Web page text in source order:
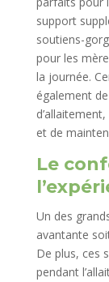
support
soutiens-
pour les
la journée.
également
et de
Le
Un des
avantante
De plus, ces
pendant